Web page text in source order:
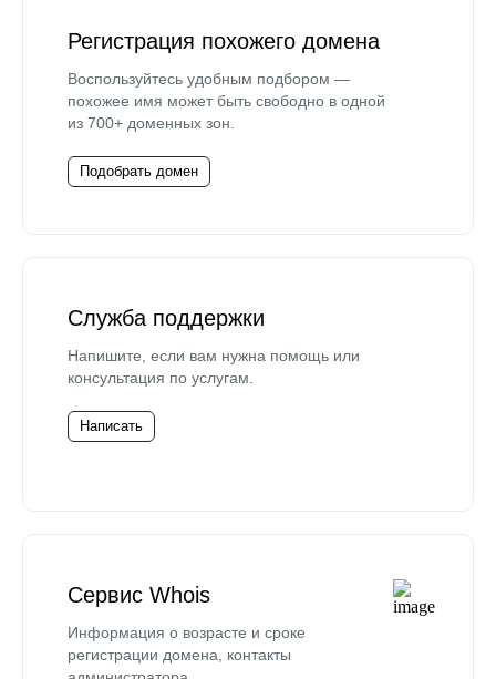
Регистрация похожего домена
Воспользуйтесь удобным подбором —
похожее имя может быть свободно в одной
из 700+ доменных зон.
Подобрать домен
Служба поддержки
Напишите, если вам нужна помощь или
консультация по услугам.
Написать
Сервис Whois
Информация о возрасте и сроке
регистрации домена, контакты